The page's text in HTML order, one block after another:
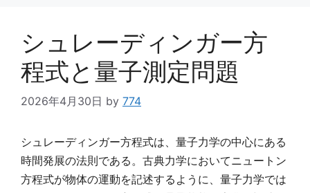
シュレーディンガー方
程式と量子測定問題
2026年4月30日 by 774
シュレーディンガー方程式は、量子力学の中心にある
時間発展の法則である。古典力学においてニュートン
方程式が物体の運動を記述するように、量子力学では